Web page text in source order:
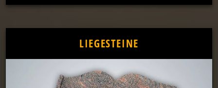
LIEGESTEINE